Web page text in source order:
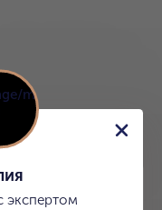
дом
проекта
экспертом